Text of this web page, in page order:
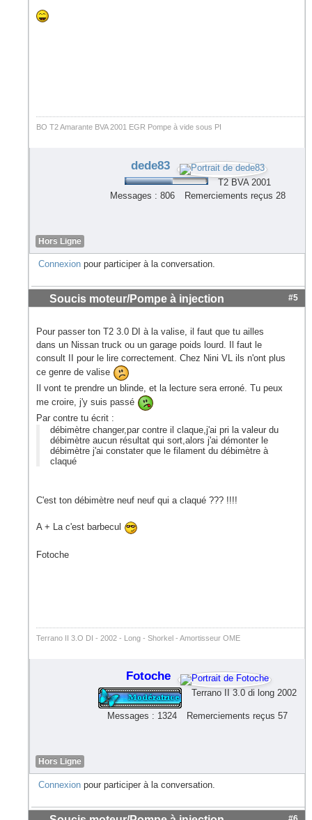
BO T2 Amarante BVA 2001 EGR Pompe à vide sous PI
dede83
T2 BVA 2001
Messages : 806
Remerciements reçus 28
Hors Ligne
Connexion pour participer à la conversation.
Soucis moteur/Pompe à injection #5
Pour passer ton T2 3.0 DI à la valise, il faut que tu ailles
dans un Nissan truck ou un garage poids lourd. Il faut le
consult II pour le lire correctement. Chez Nini VL ils n'ont plus
ce genre de valise
Il vont te prendre un blinde, et la lecture sera erroné. Tu peux
me croire, j'y suis passé
Par contre tu écrit :
débimètre changer,par contre il claque,j'ai pri la valeur du
débimètre aucun résultat qui sort,alors j'ai démonter le
débimètre j'ai constater que le filament du débimètre à
claqué
C'est ton débimètre neuf neuf qui a claqué ??? !!!!
A + La c'est barbecul
Fotoche
Terrano II 3.O DI - 2002 - Long - Shorkel - Amortisseur OME
Fotoche
Terrano II 3.0 di long 2002
Messages : 1324 Remerciements reçus 57
Hors Ligne
Connexion pour participer à la conversation.